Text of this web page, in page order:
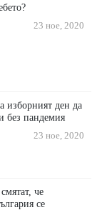
23 ное, 2020
изборният ден да
без пандемия
23 ное, 2020
че
се